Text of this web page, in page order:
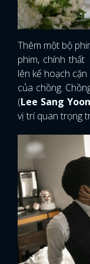
Thêm một bộ
phim, chính thất
lên kế hoạch
của chồng.
(Lee Sang Yoon
vị trí quan trọng